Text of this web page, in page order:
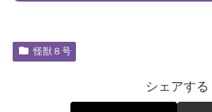
怪獣８号
シェアする